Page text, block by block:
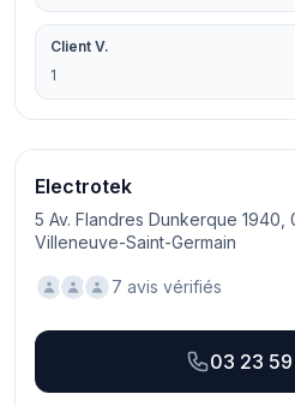
Client V.
1
Electrotek
5 Av. Flandres Dunkerque 1940,
Villeneuve-Saint-Germain
7 avis vérifiés
03 23